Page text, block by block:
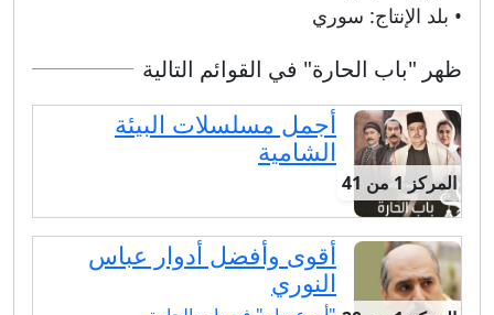
• بلد الإنتاج: سوري
ظهر "باب الحارة" في القوائم التالية
المركز 1 من 41
أجمل مسلسلات البيئة
الشامية
أقوى وأفضل أدوار عباس
النوري